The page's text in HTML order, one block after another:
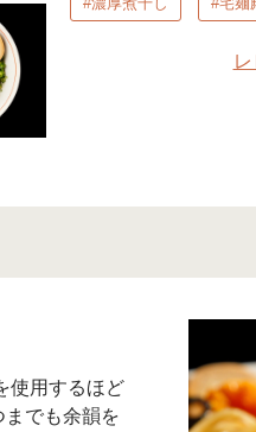
使用するほど
でも余韻を